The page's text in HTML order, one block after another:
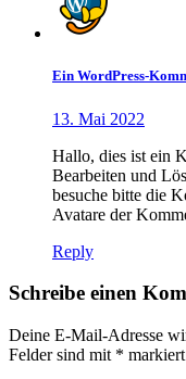
Ein WordPress-
13. Mai 2022
Hallo, dies ist ein
Bearbeiten und
besuche bitte die
Avatare der
Reply
Schreibe einen
Deine E-Mail-Adresse
Felder sind mit * markiert